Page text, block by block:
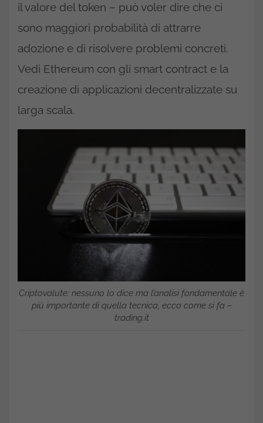
il valore del token – può voler dire che ci
sono maggiori probabilità di attrarre
adozione e di risolvere problemi concreti.
Vedi Ethereum con gli smart contract e la
creazione di applicazioni decentralizzate su
larga scala.
Criptovalute: nessuno lo dice ma l’analisi fondamentale è
più importante di quella tecnica, ecco come si fa –
trading.it